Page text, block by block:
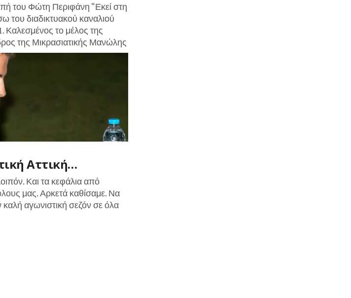
του Φώτη Περιφάνη “Εκεί στη
του διαδικτυακού καναλιού
το μέλος της
της Μικρασιατικής Μανώλης
Αττική…
Και τα κεφάλια από
μας. Αρκετά καθίσαμε. Να
αγωνιστική σεζόν σε όλα